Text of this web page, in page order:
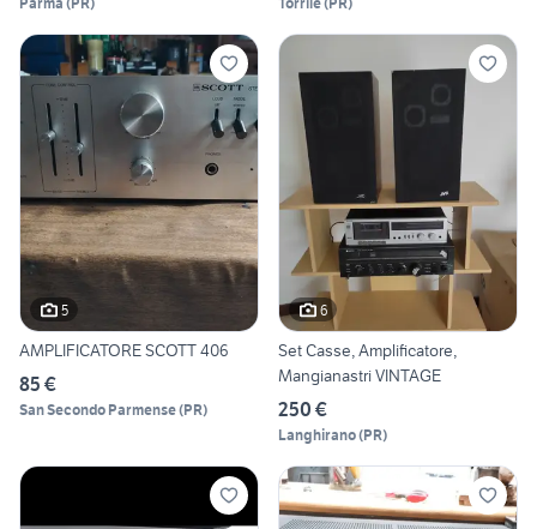
5
AMPLIFICATORE SCOTT 406
85 €
San Secondo Parmense(PR)
6
Set Casse, Amplificatore,
Mangianastri VINTAGE
250 €
Langhirano(PR)